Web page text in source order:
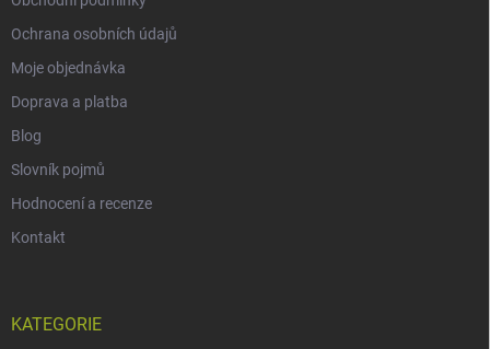
Ochrana osobních údajů
Moje objednávka
Doprava a platba
Blog
Slovník pojmů
Hodnocení a recenze
Kontakt
KATEGORIE